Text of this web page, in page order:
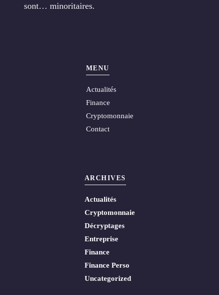
sont… minoritaires.
MENU
Actualités
Finance
Cryptomonnaie
Contact
ARCHIVES
Actualités
Cryptomonnaie
Décryptages
Entreprise
Finance
Finance Perso
Uncategorized